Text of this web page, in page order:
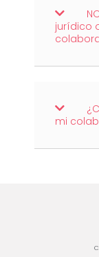
jurídico
mi